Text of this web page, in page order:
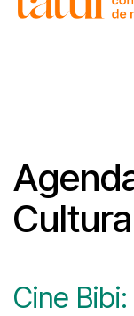
Cine